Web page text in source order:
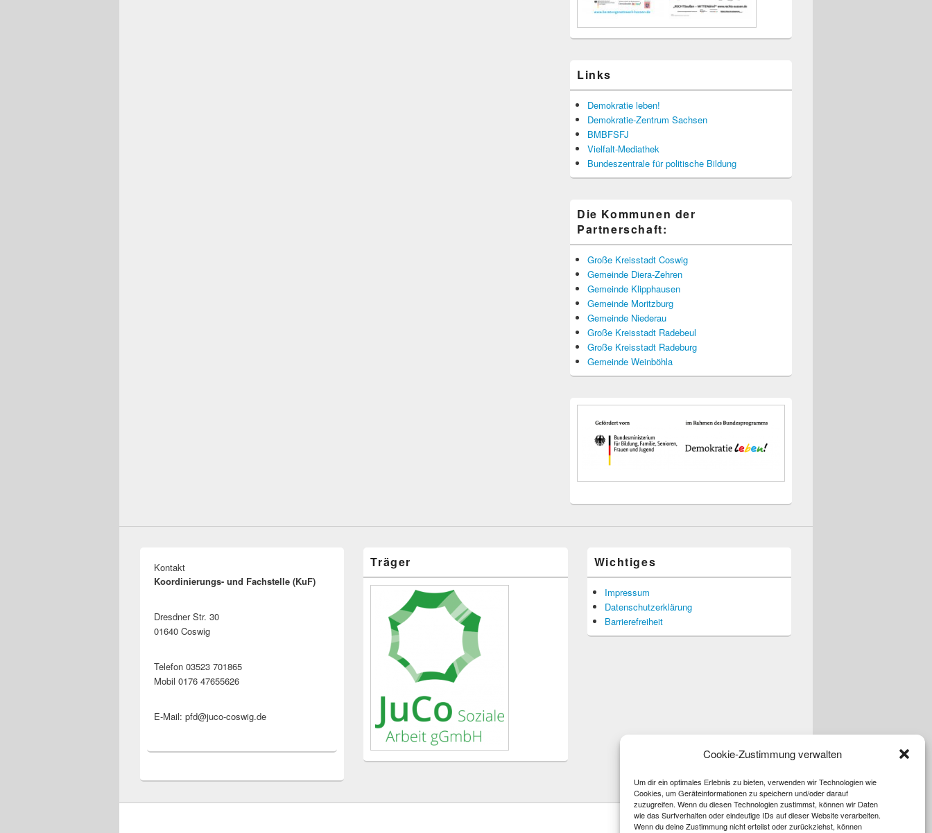
Cookie-Zustimmung verwalten
Um dir ein optimales Erlebnis zu bieten, verwenden wir Technologien wie
Cookies, um Geräteinformationen zu speichern und/oder darauf
zuzugreifen. Wenn du diesen Technologien zustimmst, können wir Daten
wie das Surfverhalten oder eindeutige IDs auf dieser Website verarbeiten.
Wenn du deine Zustimmung nicht erteilst oder zurückziehst, können
Links
Demokratie leben!
Demokratie-Zentrum Sachsen
BMBFSFJ
Vielfalt-Mediathek
Bundeszentrale für politische Bildung
Die Kommunen der
Partnerschaft:
Große Kreisstadt Coswig
Gemeinde Diera-Zehren
Gemeinde Klipphausen
Gemeinde Moritzburg
Gemeinde Niederau
Große Kreisstadt Radebeul
Große Kreisstadt Radeburg
Gemeinde Weinböhla
Kontakt
Koordinierungs- und Fachstelle (KuF)
Dresdner Str. 30
01640 Coswig
Telefon 03523 701865
Mobil 0176 47655626
E-Mail: pfd@juco-coswig.de
Träger Wichtiges
Impressum
Datenschutzerklärung
Barrierefreiheit